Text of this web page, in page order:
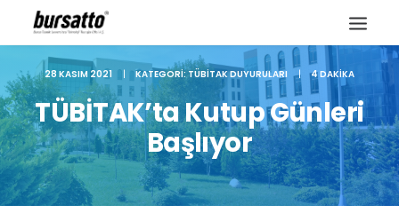
28 KASIM 2021 | KATEGORI:TÜBITAK DUYURULARI | 4 DAKIKA
TÜBİTAK’ta Kutup Günleri
Başlıyor